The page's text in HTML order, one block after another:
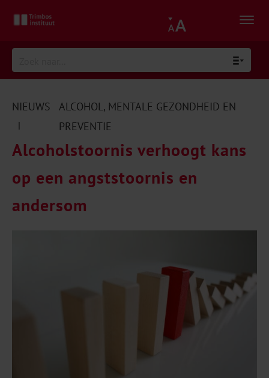
NIEUWS
|
ALCOHOL, MENTALE GEZONDHEID EN
PREVENTIE
Alcoholstoornis verhoogt kans
op een angststoornis en
andersom